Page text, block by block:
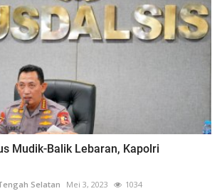
Mudik-Balik Lebaran, Kapolri
Selatan Mei 3, 2023 1034